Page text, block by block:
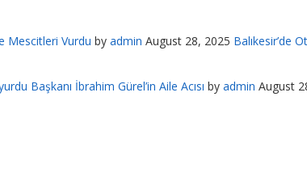
Mescitleri Vurdu by admin August 28, 2025 Balıkesir’de
Başkanı İbrahim Gürel’in Aile Acısı by admin August